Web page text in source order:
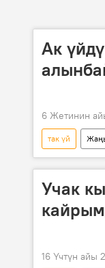
Ак
6 Жетинин
так үй
Талант
Учак
16 Үчтүн айы